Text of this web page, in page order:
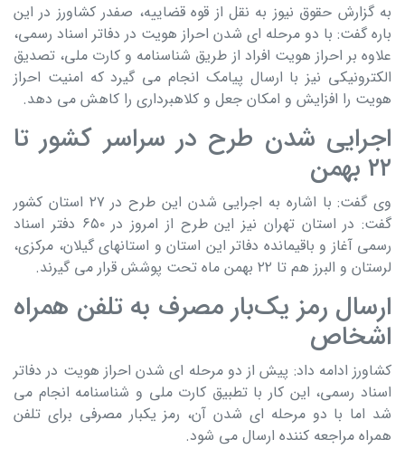
به گزارش حقوق نیوز به نقل از قوه قضاییه، صفدر کشاورز در این
باره گفت: با دو مرحله ای شدن احراز هویت در دفاتر اسناد رسمی،
علاوه بر احراز هویت افراد از طریق شناسنامه و کارت ملی، تصدیق
الکترونیکی نیز با ارسال پیامک انجام می گیرد که امنیت احراز
هویت را افزایش و امکان جعل و کلاهبرداری را کاهش می دهد.
اجرایی شدن طرح در سراسر کشور تا
۲۲ بهمن
وی گفت: با اشاره به اجرایی شدن این طرح در ۲۷ استان کشور
گفت: در استان تهران نیز این طرح از امروز در ۶۵۰ دفتر اسناد
رسمی آغاز و باقیمانده دفاتر این استان و استانهای گیلان، مرکزی،
لرستان و البرز هم تا ۲۲ بهمن ماه تحت پوشش قرار می گیرند.
ارسال رمز یک‌بار مصرف به تلفن همراه
اشخاص
کشاورز ادامه داد: پیش از دو مرحله ای شدن احراز هویت در دفاتر
اسناد رسمی، این کار با تطبیق کارت ملی و شناسنامه انجام می
شد اما با دو مرحله ای شدن آن، رمز یکبار مصرفی برای تلفن
همراه مراجعه کننده ارسال می شود.